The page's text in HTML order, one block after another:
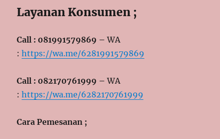
Layanan Konsumen ;
Call : 081991579869 –WA
:https://wa.me/6281991579869
Call : 082170761999 –WA
:https://wa.me/6282170761999
Cara Pemesanan ;